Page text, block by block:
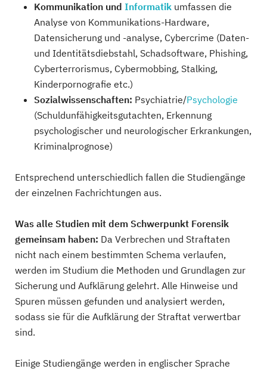
Kommunikation und Informatik umfassen die
Analyse von Kommunikations-Hardware,
Datensicherung und -analyse, Cybercrime (Daten-
und Identitätsdiebstahl, Schadsoftware, Phishing,
Cyberterrorismus, Cybermobbing, Stalking,
Kinderpornografie etc.)
Sozialwissenschaften: Psychiatrie/Psychologie
(Schuldunfähigkeitsgutachten, Erkennung
psychologischer und neurologischer Erkrankungen,
Kriminalprognose)
Entsprechend unterschiedlich fallen die Studiengänge
der einzelnen Fachrichtungen aus.
Was alle Studien mit dem Schwerpunkt Forensik
gemeinsam haben: Da Verbrechen und Straftaten
nicht nach einem bestimmten Schema verlaufen,
werden im Studium die Methoden und Grundlagen zur
Sicherung und Aufklärung gelehrt. Alle Hinweise und
Spuren müssen gefunden und analysiert werden,
sodass sie für die Aufklärung der Straftat verwertbar
sind.
Einige Studiengänge werden in englischer Sprache